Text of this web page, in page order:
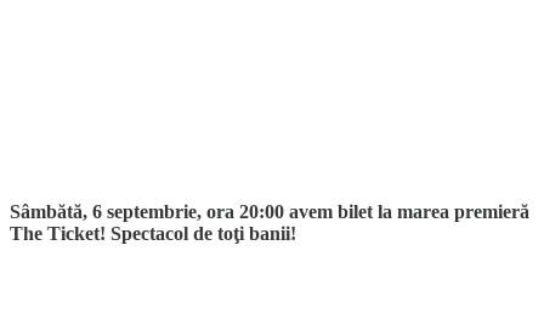
Sâmbătă, 6 septembrie, ora 20:00 avem bilet la marea premieră
The Ticket! Spectacol de toţi banii!